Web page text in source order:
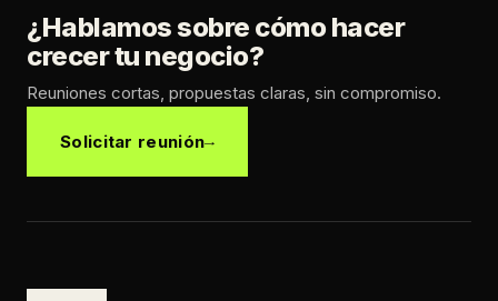
¿Hablamos sobre cómo hacer
crecer tu negocio?
Reuniones cortas, propuestas claras, sin compromiso.
Solicitar reunión